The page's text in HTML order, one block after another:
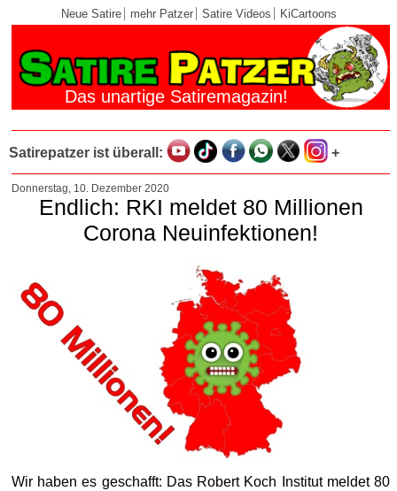
Neue Satire mehr Patzer Satire Videos KiCartoons
Das unartige Satiremagazin!
Satirepatzer ist überall: +
Donnerstag, 10. Dezember 2020
Endlich: RKI meldet 80 Millionen
Corona Neuinfektionen!
Wir haben es geschafft: Das Robert Koch Institut meldet 80